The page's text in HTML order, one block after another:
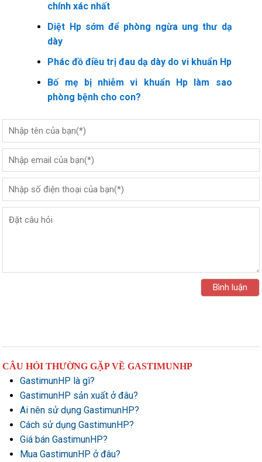
chính xác nhất
Diệt Hp sớm để phòng ngừa ung thư dạ
dày
Phác đồ điều trị đau dạ dày do vi khuẩn Hp
Bố mẹ bị nhiễm vi khuẩn Hp làm sao
phòng bệnh cho con?
CÂU HỎI THƯỜNG GẶP VỀ GASTIMUNHP
GastimunHP là gì?
GastimunHP sản xuất ở đâu?
Ai nên sử dụng GastimunHP?
Cách sử dụng GastimunHP?
Giá bán GastimunHP?
Mua GastimunHP ở đâu?